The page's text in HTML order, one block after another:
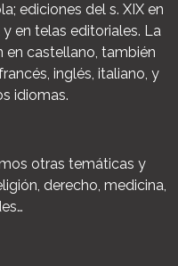
ediciones del s. XIX en
en telas editoriales. La
en castellano, también
inglés, italiano, y
idiomas.
otras temáticas y
derecho, medicina,